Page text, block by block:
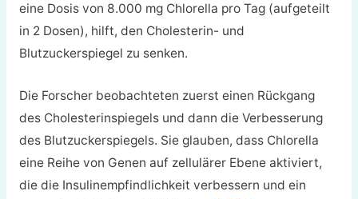
eine Dosis von 8.000 mg Chlorella pro Tag (aufgeteilt
in 2 Dosen), hilft, den Cholesterin- und
Blutzuckerspiegel zu senken.
Die Forscher beobachteten zuerst einen Rückgang
des Cholesterinspiegels und dann die Verbesserung
des Blutzuckerspiegels. Sie glauben, dass Chlorella
eine Reihe von Genen auf zellulärer Ebene aktiviert,
die die Insulinempfindlichkeit verbessern und ein